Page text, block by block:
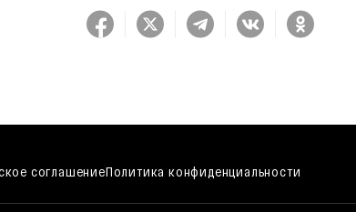
соглашениеПолитика конфиденциальности